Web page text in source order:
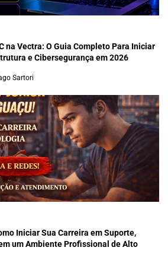
na Vectra: O Guia Completo Para Iniciar
e Cibersegurança em 2026
Sartori
Iniciar Sua Carreira em Suporte,
um Ambiente Profissional de Alto